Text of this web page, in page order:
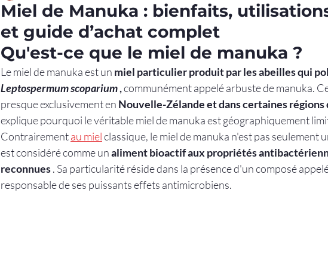
Miel de Manuka : bienfaits,
et guide d’achat complet
Qu'est-ce que le miel de manuka ?
Le miel de manuka est un miel particulier produit par les abeilles qui
Leptospermum scoparium, communément appelé arbuste de manuka.
presque exclusivement en Nouvelle-Zélande et dans certaines régions
explique pourquoi le véritable miel de manuka est géographiquement
Contrairement au miel classique, le miel de manuka n'est pas seulement
est considéré comme un aliment bioactif aux propriétés
reconnues . Sa particularité réside dans la présence d'un composé
responsable de ses puissants effets antimicrobiens.